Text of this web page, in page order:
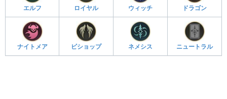
エルフ ロイヤル ウィッチ ドラゴン
ナイトメア ビショップ ネメシス ニュートラル